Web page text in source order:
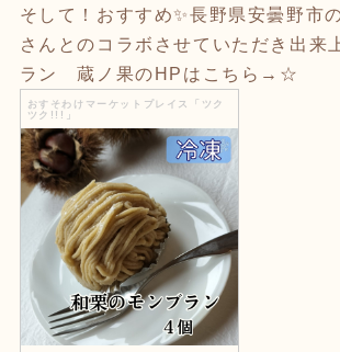
そして！おすすめ✨長野県安曇野市
さんとのコラボさせていただき出来
ラン 蔵ノ果のHPはこちら→ ☆
おすそわけマーケットプレイス「ツク
ツク!!!」